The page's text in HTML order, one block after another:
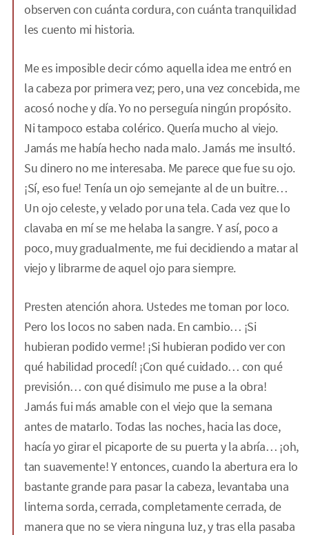
observen con cuánta cordura, con cuánta tranquilidad
les cuento mi historia.
Me es imposible decir cómo aquella idea me entró en
la cabeza por primera vez; pero, una vez concebida, me
acosó noche y día. Yo no perseguía ningún propósito.
Ni tampoco estaba colérico. Quería mucho al viejo.
Jamás me había hecho nada malo. Jamás me insultó.
Su dinero no me interesaba. Me parece que fue su ojo.
¡Sí, eso fue! Tenía un ojo semejante al de un buitre…
Un ojo celeste, y velado por una tela. Cada vez que lo
clavaba en mí se me helaba la sangre. Y así, poco a
poco, muy gradualmente, me fui decidiendo a matar al
viejo y librarme de aquel ojo para siempre.
Presten atención ahora. Ustedes me toman por loco.
Pero los locos no saben nada. En cambio… ¡Si
hubieran podido verme! ¡Si hubieran podido ver con
qué habilidad procedí! ¡Con qué cuidado… con qué
previsión… con qué disimulo me puse a la obra!
Jamás fui más amable con el viejo que la semana
antes de matarlo. Todas las noches, hacia las doce,
hacía yo girar el picaporte de su puerta y la abría… ¡oh,
tan suavemente! Y entonces, cuando la abertura era lo
bastante grande para pasar la cabeza, levantaba una
linterna sorda, cerrada, completamente cerrada, de
manera que no se viera ninguna luz, y tras ella pasaba